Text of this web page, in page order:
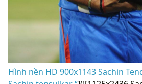
Hình nền HD 900x1143 Sachin